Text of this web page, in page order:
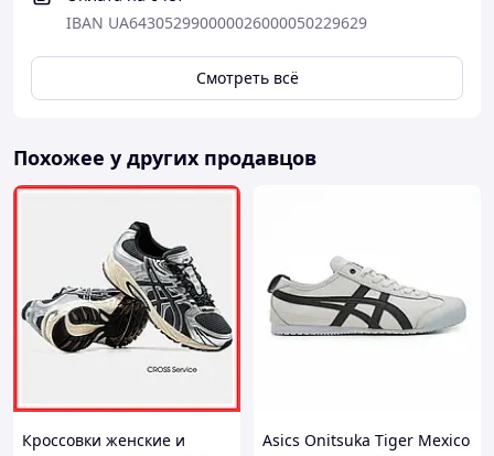
IBAN UA643052990000026000050229629
Смотреть всё
Похожее у других продавцов
Кроссовки женские и
Asics Onitsuka Tiger Mexico